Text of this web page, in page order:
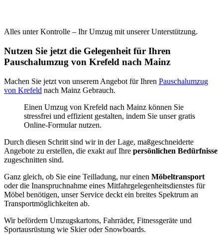
Alles unter Kontrolle – Ihr Umzug mit unserer Unterstützung.
Nutzen Sie jetzt die Gelegenheit für Ihren
Pauschalumzug von Krefeld nach Mainz
Machen Sie jetzt von unserem Angebot für Ihren Pauschalumzug
von Krefeld nach Mainz Gebrauch.
Einen Umzug von Krefeld nach Mainz können Sie
stressfrei und effizient gestalten, indem Sie unser gratis
Online-Formular nutzen.
Durch diesen Schritt sind wir in der Lage, maßgeschneiderte
Angebote zu erstellen, die exakt auf Ihre persönlichen Bedürfnisse
zugeschnitten sind.
Ganz gleich, ob Sie eine Teilladung, nur einen Möbeltransport
oder die Inanspruchnahme eines Mitfahrgelegenheitsdienstes für
Möbel benötigen, unser Service deckt ein breites Spektrum an
Transportmöglichkeiten ab.
Wir befördern Umzugskartons, Fahrräder, Fitnessgeräte und
Sportausrüstung wie Skier oder Snowboards.